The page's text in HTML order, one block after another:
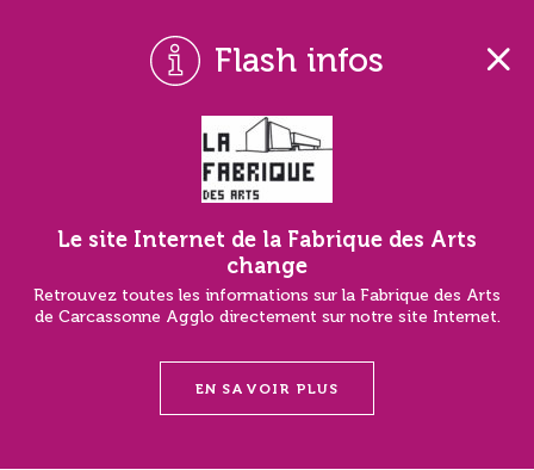
Flash infos
Le site Internet de la Fabrique des Arts
change
Retrouvez toutes les informations sur la Fabrique des Arts
de Carcassonne Agglo directement sur notre site Internet.
EN SAVOIR PLUS